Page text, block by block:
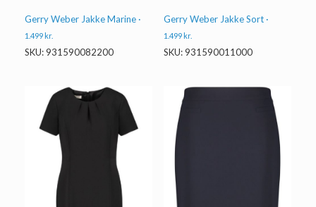
Gerry Weber Jakke Marine ·
1.499kr.
SKU: 931590082200
Gerry Weber Jakke Sort ·
1.499kr.
SKU: 931590011000